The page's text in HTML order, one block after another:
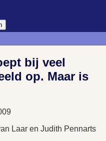
bij veel
op. Maar is
Laar en Judith Pennarts